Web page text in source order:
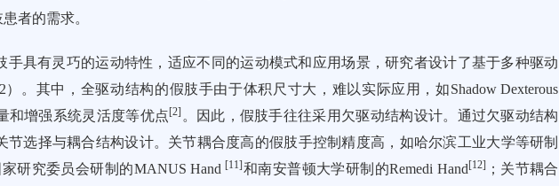
者的需求。
手具有灵巧的运动特性，适应不同的运动模式和应用场景，研究者设计了基于多种驱动
）。其中，全驱动结构的假肢手由于体积尺寸大，难以实际应用，如Shadow Dexterous
和增强系统灵活度等优点[2] 。因此，假肢手往往采用欠驱动结构设计。通过欠驱动结构
节选择与耦合结构设计。关节耦合度高的假肢手控制精度高，如哈尔滨工业大学等研制
家研究委员会研制的MANUS Hand [11]和南安普顿大学研制的Remedi Hand[12] ；关节耦合